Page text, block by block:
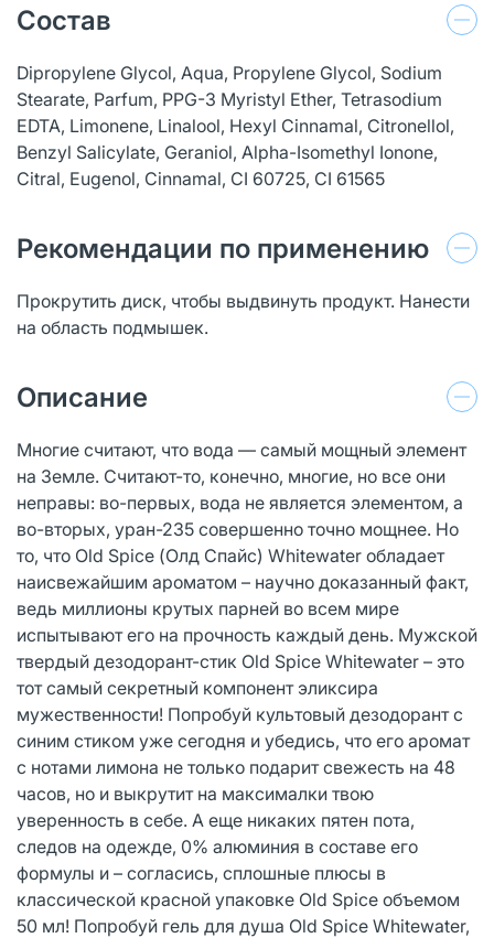
Состав
Dipropylene Glycol, Aqua, Propylene Glycol, Sodium
Stearate, Parfum, PPG-3 Myristyl Ether, Tetrasodium
EDTA, Limonene, Linalool, Hexyl Cinnamal, Citronellol,
Benzyl Salicylate, Geraniol, Alpha-Isomethyl Ionone,
Citral, Eugenol, Cinnamal, CI 60725, CI 61565
Рекомендации по применению
Прокрутить диск, чтобы выдвинуть продукт. Нанести
на область подмышек.
Описание
Многие считают, что вода — самый мощный элемент
на Земле. Считают-то, конечно, многие, но все они
неправы: во-первых, вода не является элементом, а
во-вторых, уран-235 совершенно точно мощнее. Но
то, что Old Spice (Олд Спайс) Whitewater обладает
наисвежайшим ароматом – научно доказанный факт,
ведь миллионы крутых парней во всем мире
испытывают его на прочность каждый день. Мужской
твердый дезодорант-стик Old Spice Whitewater – это
тот самый секретный компонент эликсира
мужественности! Попробуй культовый дезодорант с
синим стиком уже сегодня и убедись, что его аромат
с нотами лимона не только подарит свежесть на 48
часов, но и выкрутит на максималки твою
уверенность в себе. А еще никаких пятен пота,
следов на одежде, 0% алюминия в составе его
формулы и – согласись, сплошные плюсы в
классической красной упаковке Old Spice объемом
50 мл! Попробуй гель для душа Old Spice Whitewater,